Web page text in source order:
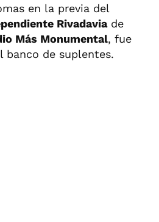
en la previa del
Rivadaviade
Más Monumental, fue
banco de suplentes.